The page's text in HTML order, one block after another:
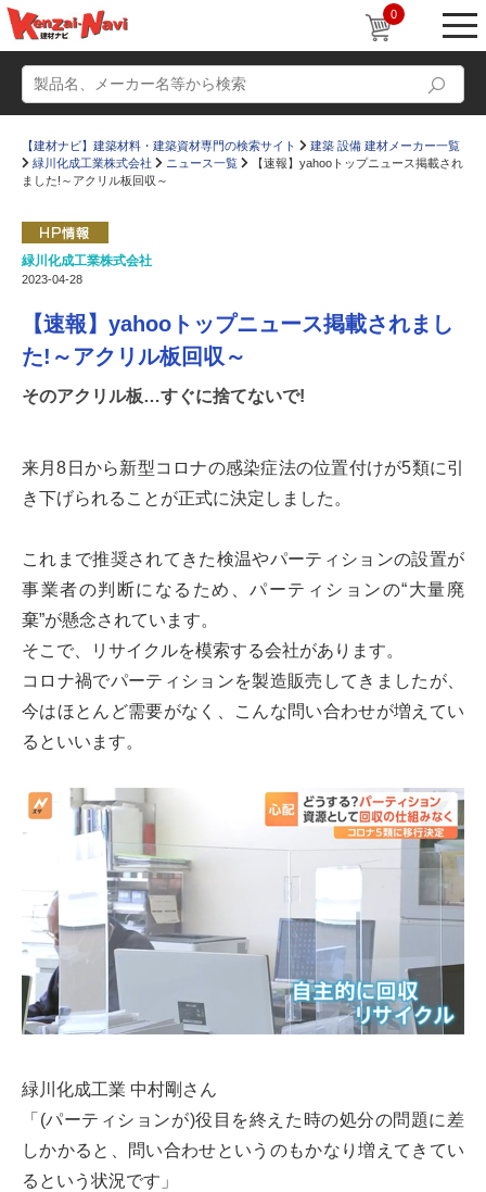
0
動画
かたなび
すまいリング
Q＆A 販売・施工代理店募集
【建材ナビ】建築材料・建築資材専門の検索サイト
建築 設備 建材メーカー一覧
緑川化成工業株式会社
ニュース一覧
【速報】yahooトップニュース掲載され
ました!～アクリル板回収～
緑川化成工業株式会社
2023-04-28
【速報】yahooトップニュース掲載されまし
た!～アクリル板回収～
そのアクリル板…すぐに捨てないで!
来月8日から新型コロナの感染症法の位置付けが5類に引
き下げられることが正式に決定しました。
これまで推奨されてきた検温やパーティションの設置が
事業者の判断になるため、パーティションの“大量廃
棄”が懸念されています。
そこで、リサイクルを模索する会社があります。
コロナ禍でパーティションを製造販売してきましたが、
今はほとんど需要がなく、こんな問い合わせが増えてい
るといいます。
緑川化成工業 中村剛さん
「(パーティションが)役目を終えた時の処分の問題に差
しかかると、問い合わせというのもかなり増えてきてい
るという状況です」